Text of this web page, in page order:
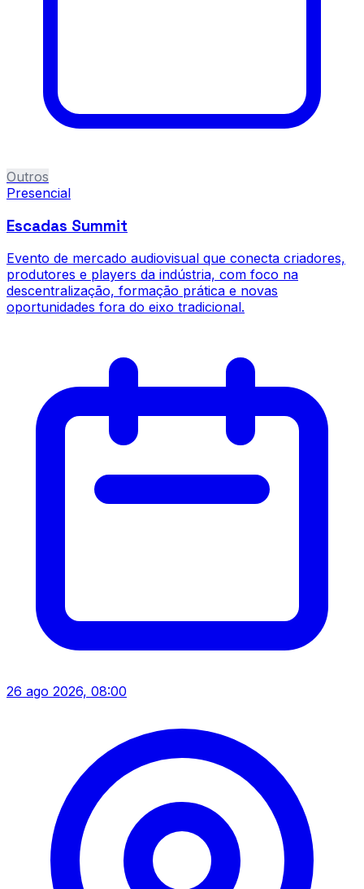
Outros
Presencial
Escadas Summit
Evento de mercado audiovisual que conecta criadores,
produtores e players da indústria, com foco na
descentralização, formação prática e novas
oportunidades fora do eixo tradicional.
26 ago 2026, 08:00